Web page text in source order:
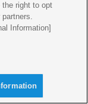
ポリシー
the right to opt
Information]